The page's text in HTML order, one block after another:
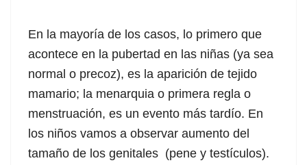
En la mayoría de los casos, lo primero que
acontece en la pubertad en las niñas (ya sea
normal o precoz), es la aparición de tejido
mamario; la menarquia o primera regla o
menstruación, es un evento más tardío. En
los niños vamos a observar aumento del
tamaño de los genitales (pene y testículos).